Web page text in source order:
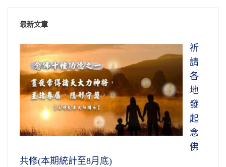
最新文章
祈
請
各
地
發
起
念
佛
共修(本期統計至8月底)